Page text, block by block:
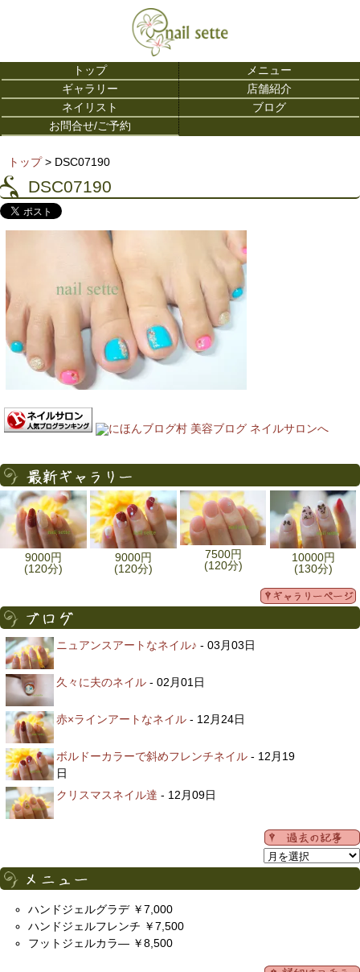
トップ
メニュー
ギャラリー
店舗紹介
ネイリスト
ブログ
お問合せ/ご予約
トップ> DSC07190
DSC07190
9000円
(120分)
9000円
(120分)
7500円
(120分)
10000円
(130分)
ニュアンスアートなネイル♪ - 03月03日
久々に夫のネイル - 02月01日
赤×ラインアートなネイル - 12月24日
ボルドーカラーで斜めフレンチネイル - 12月19
日
クリスマスネイル達 - 12月09日
ハンドジェルグラデ ￥7,000
ハンドジェルフレンチ ￥7,500
フットジェルカラ― ￥8,500